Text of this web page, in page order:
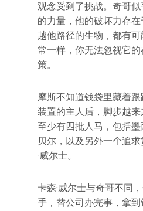
观念受到了挑战。奇哥
的力量，他的破坏力存
越他路径的生物，都有
常一样，你无法忽视它
策。
摩斯不知道钱袋里藏着
装置的主人后，脚步越
至少有四批人马，包括墨
贝尔，以及另外一个追
·威尔士。
卡森·威尔士与奇哥不同
手，替公司办完事，拿